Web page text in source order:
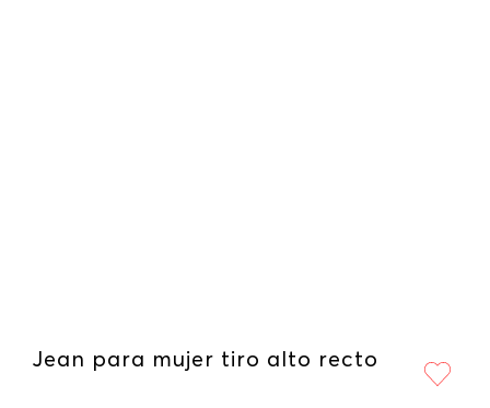
Jean para mujer tiro alto recto